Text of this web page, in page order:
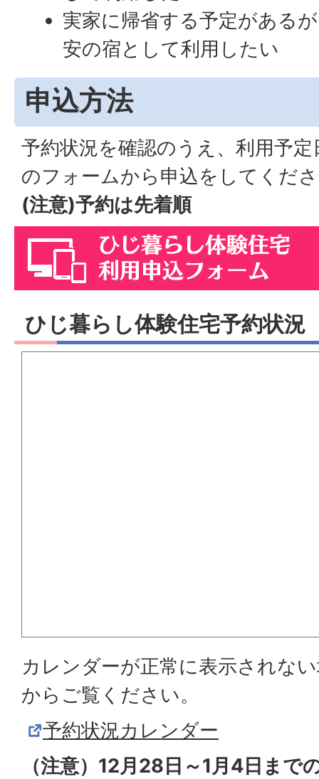
実家に帰省する予定がある
安の宿として利用したい
申込方法
予約状況を確認のうえ、利用予
のフォームから申込をしてくだ
(注意)予約は先着順
ひじ暮らし体験住宅予約状況
カレンダーが正常に表示されな
からご覧ください。
予約状況カレンダー
（注意）12月28日～1月4日まで